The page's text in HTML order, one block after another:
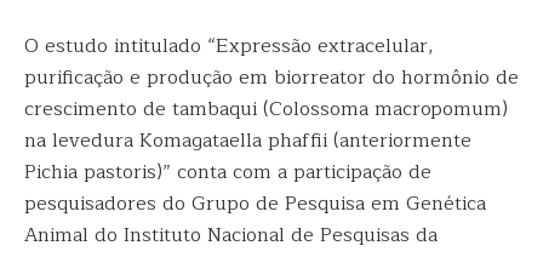
O estudo intitulado “Expressão extracelular,
purificação e produção em biorreator do hormônio de
crescimento de tambaqui (Colossoma macropomum)
na levedura Komagataella phaffii (anteriormente
Pichia pastoris)” conta com a participação de
pesquisadores do Grupo de Pesquisa em Genética
Animal do Instituto Nacional de Pesquisas da